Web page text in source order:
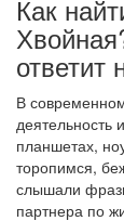
Как
ответит
В
деятельность
планшетах,
торопимся,
слышали
партнера по